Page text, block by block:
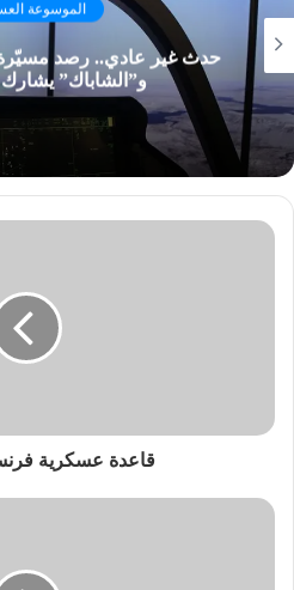
الموسوعة
حدث غير عادي.. رصد مسيّرة
و”الشاباك”
قاعدة عسكرية